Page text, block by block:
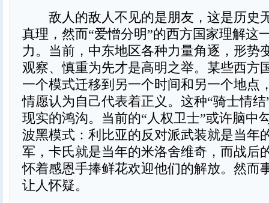
敌人的敌人不见的是朋友，这是历史
真理，然而“爱憎分明”的西方国家理解这
力。当前，中东地区各种力量角逐，形势
观察、慎重为先才是高明之举。某些西方
一个模式迁移到另一个时间和另一个地点
情愿认为自己代表着正义。这种“骑士情
现实的鸿沟。当前的“人权卫士”或许脑中
波黑模式：利比亚的反对派武装就是当年
军，卡氏就是当年的米洛舍维奇，而战后
怀着感恩手捧鲜花欢迎他们的解放。然而
让人怀疑。